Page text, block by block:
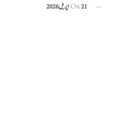
On21 اپریل 2026